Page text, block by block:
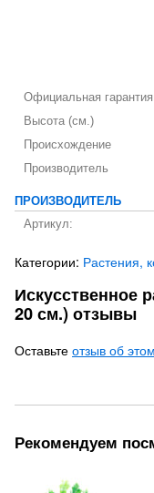
Официальная гарантия
Высота (см.)
Происхождение
Производитель
ПРОИЗВОДИТЕЛЬ
Артикул:
Категории: Растения,
Искусственное
20 см.) отзывы
Оставьте отзыв об
Рекомендуем